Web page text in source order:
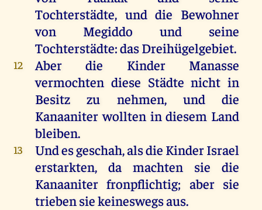
Tochterstädte, und die Bewohner
von
Megiddo und
seine
Tochterstädte:dasDreihügelgebiet.
12 Aber die Kinder
Manasse
vermochten diese Städte nicht in
Besitz
zu nehmen, und
die
Kanaaniter wollten in diesem Land
bleiben.
13 Undesgeschah,alsdie KinderIsrael
erstarkten, da machten sie
die
Kanaaniterfronpflichtig; aber sie
triebensiekeineswegsaus.